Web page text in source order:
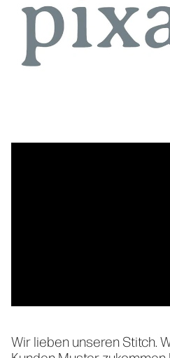
Wir lieben unseren Stitch.